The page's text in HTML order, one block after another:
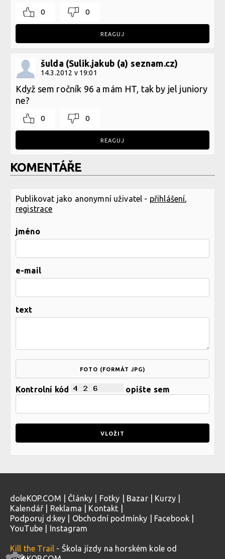
0 0
REAGUJ
šulda (Sulik.jakub (a) seznam.cz)
14.3.2012 v 19:01
Když sem ročník 96 a mám HT, tak by jel juniory
ne?
0 0
REAGUJ
KOMENTÁŘE
Publikovat jako anonymní uživatel - přihlášení,
registrace
jméno
e-mail
text
FOTO (FORMÁT JPG)
Kontrolní kód opište sem
doleKOP.COM Články Fotky Bazar| Kurzy
Kalendář
Reklama Kontakt
Podporuj d:key
Obchodní podmínky Facebook
YouTube
Instagram
Kill the Trail - Škola jízdy na horském kole od